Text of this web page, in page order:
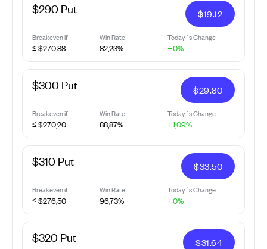
$290 Put $19.12
Breakeven if Win Rate Today`s Change
≤ $270,88 82,23% +0%
$300 Put $29.80
Breakeven if Win Rate Today`s Change
≤ $270,20 88,87% +1,09%
$310 Put $33.50
Breakeven if Win Rate Today`s Change
≤ $276,50 96,73% +0%
$320 Put $31.64